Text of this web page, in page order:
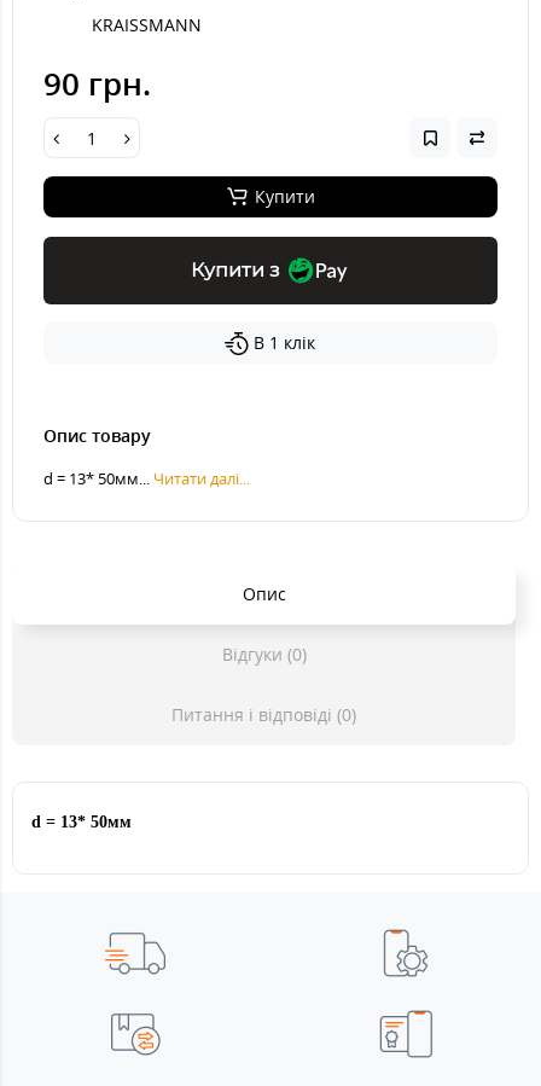
KRAISSMANN
90 грн.
Купити
Купити з
В 1 клік
Опис товару
d = 13* 50мм... Читати далі...
Опис
Відгуки (0)
Питання і відповіді (0)
d = 13* 50мм